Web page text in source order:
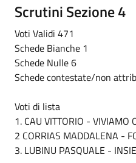
Scrutini Sezione 4
Voti Validi 471
Schede Bianche 1
Schede Nulle 6
Schede contestate/non
Voti di lista
1. CAU VITTORIO - VIVIAMO
2 CORRIAS MADDALENA -
3. LUBINU PASQUALE -